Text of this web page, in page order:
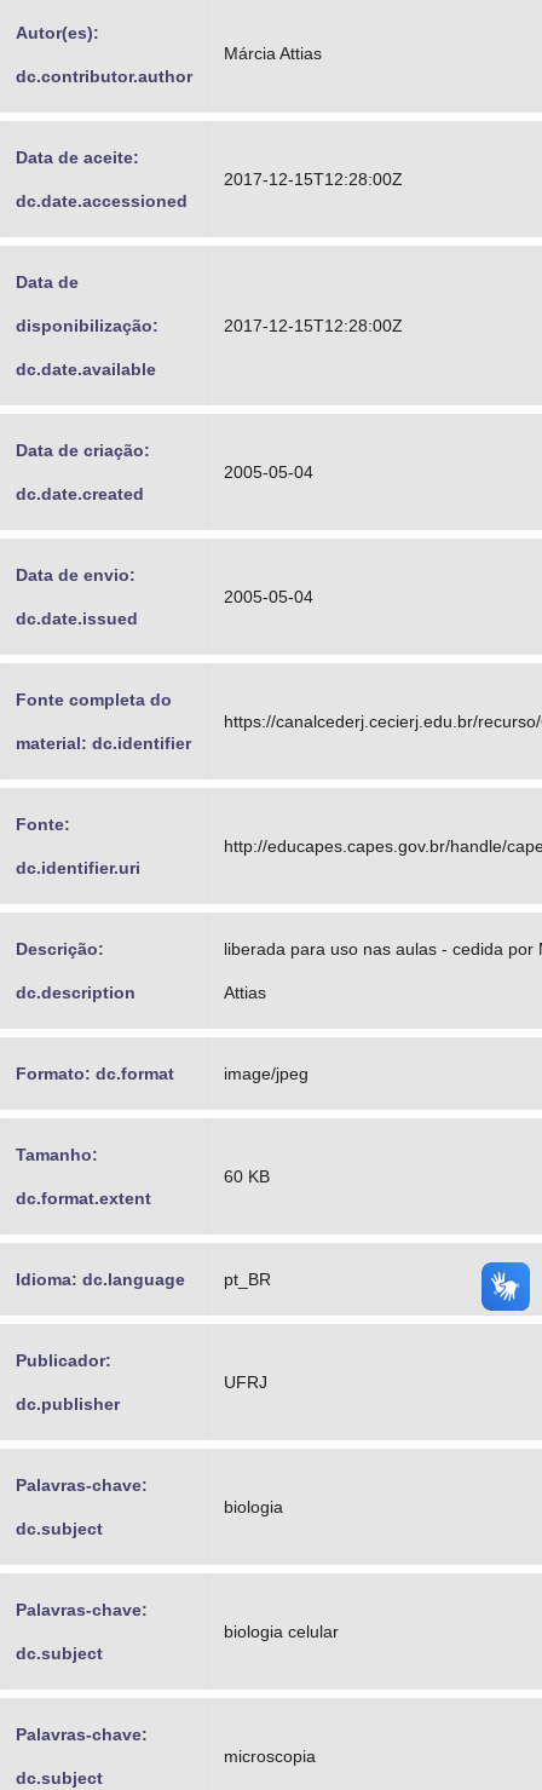
Banco Central do Brasil
Autor(es):
dc.contributor.author
Márcia Attias
Data de aceite:
dc.date.accessioned
2017-12-15T12:28:00Z
Data de
disponibilização:
dc.date.available
2017-12-15T12:28:00Z
Data de criação:
dc.date.created
2005-05-04
Data de envio:
dc.date.issued
2005-05-04
Fonte completa do
material: dc.identifier
https://canalcederj.cecierj.edu.br/
Fonte:
dc.identifier.uri
http://educapes.capes.gov.br/handle/
Descrição:
dc.description
liberada para uso nas aulas - cedida por
Attias
Formato: dc.format image/jpeg
Tamanho:
dc.format.extent
60 KB
Idioma: dc.language pt_BR
Publicador:
dc.publisher
UFRJ
Palavras-chave:
dc.subject
biologia
Palavras-chave:
dc.subject
biologia celular
Palavras-chave:
dc.subject
microscopia